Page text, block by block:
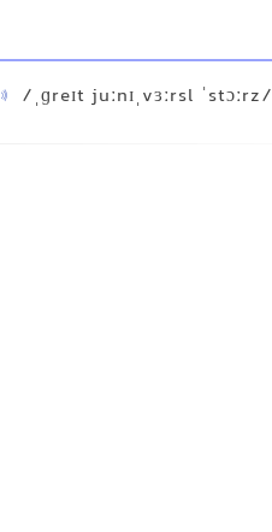
/ˌɡreɪt juːnɪˌvɜːrsl ˈstɔːrz/